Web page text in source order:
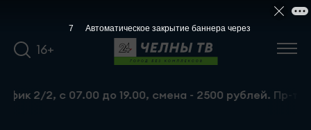
16+
с 07.00 до 19.00, смена - 2500 рублей. Пр-т
6 Автоматическое закрытие баннера через